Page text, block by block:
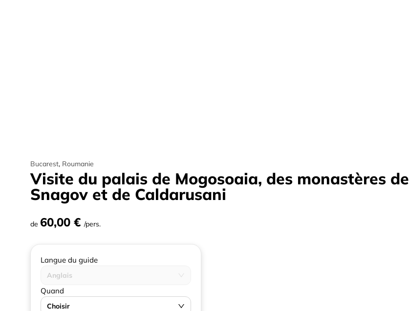
Bucarest, Roumanie
Visite du palais de Mogosoaia, des monastères de
Snagov et de Caldarusani
de 60,00 € /pers.
Langue du guide
Anglais
Quand
Choisir